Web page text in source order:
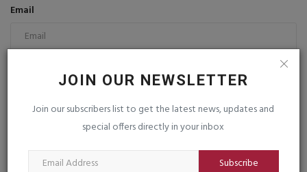
JOIN OUR NEWSLETTER
Join our subscribers list to get the latest news, updates and
special offers directly in your inbox
Subscribe
Email